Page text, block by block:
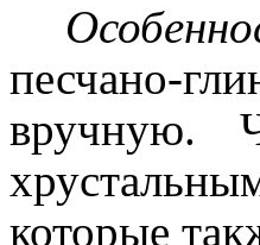
песчано-
вручную.
которые